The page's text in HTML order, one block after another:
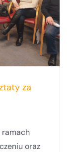
za
ramach
oraz